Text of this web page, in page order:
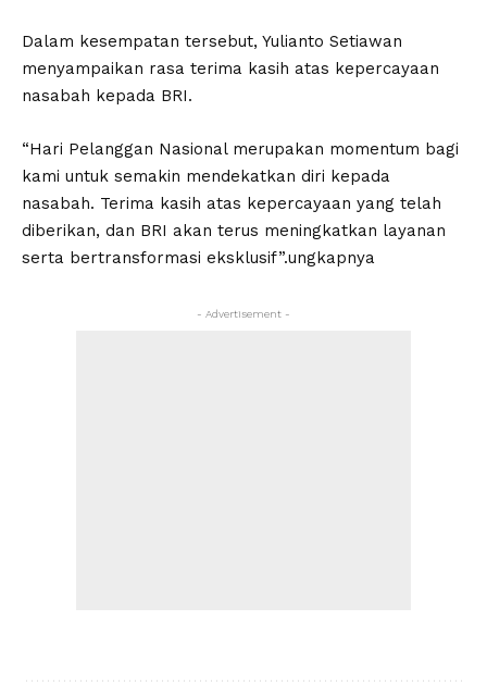
Dalam kesempatan tersebut, Yulianto Setiawan
menyampaikan rasa terima kasih atas kepercayaan
nasabah kepada BRI.
“Hari Pelanggan Nasional merupakan momentum bagi
kami untuk semakin mendekatkan diri kepada
nasabah. Terima kasih atas kepercayaan yang telah
diberikan, dan BRI akan terus meningkatkan layanan
serta bertransformasi eksklusif”.ungkapnya
- Advertisement -